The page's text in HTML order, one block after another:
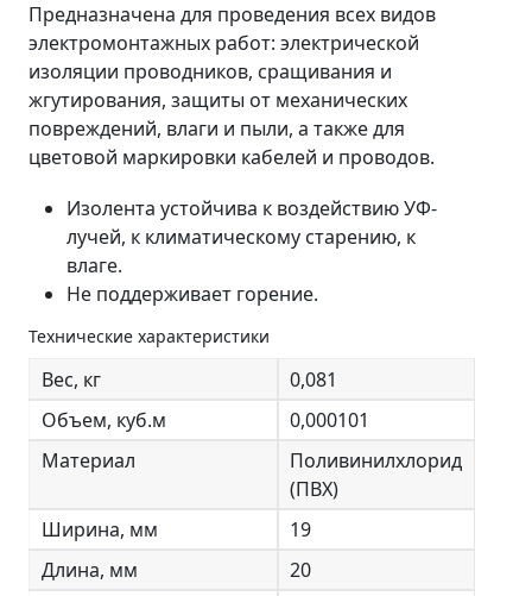
Предназначена для проведения всех видов
электромонтажных работ: электрической
изоляции проводников, сращивания и
жгутирования, защиты от механических
повреждений, влаги и пыли, а также для
цветовой маркировки кабелей и проводов.
Изолента устойчива к воздействию УФ-
лучей, к климатическому старению, к
влаге.
Не поддерживает горение.
Технические характеристики
Вес, кг
0,081
Объем, куб.м
0,000101
Материал
Поливинилхлорид
(ПВХ)
Ширина, мм
19
Длина, мм
20